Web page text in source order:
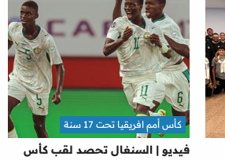
فيديو | السنغال تحصد لقب كأس
كأس أمم افريقيا تحت 17 سنة